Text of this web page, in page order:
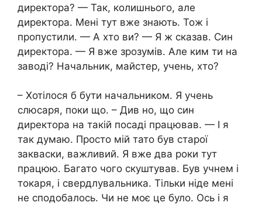
директора? — Так, колишнього, але
директора. Мені тут вже знають. Тож і
пропустили. — А хто ви? — Я ж сказав. Син
директора. — Я вже зрозумів. Але ким ти на
заводі? Начальник, майстер, учень, хто?
– Хотілося б бути начальником. Я учень
слюсаря, поки що. – Див но, що син
директора на такій посаді працював. — І я
так думаю. Просто мій тато був старої
закваски, важливий. Я вже два роки тут
працюю. Багато чого скуштував. Був учнем і
токаря, і свердлувальника. Тільки ніде мені
не сподобалось. Чи не моє це було. Ось і я